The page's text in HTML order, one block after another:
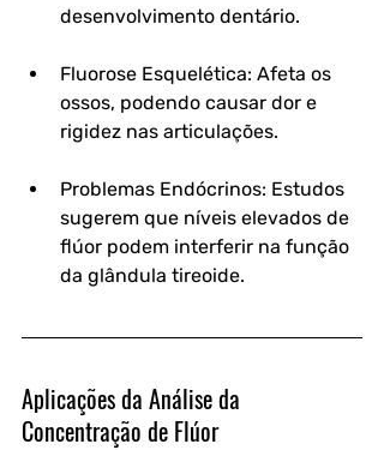
desenvolvimento dentário.
Fluorose Esquelética: Afeta os
ossos, podendo causar dor e
rigidez nas articulações.
Problemas Endócrinos: Estudos
sugerem que níveis elevados de
flúor podem interferir na função
da glândula tireoide.
Aplicações da Análise da
Concentração de Flúor